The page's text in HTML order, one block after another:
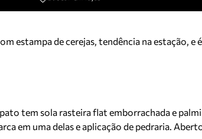
estampa de cerejas, tendência na estação,
tem sola rasteira flat emborrachada e
em uma delas e aplicação de pedraria.